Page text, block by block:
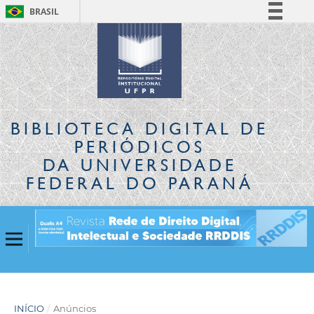
BRASIL
Simplifique!
Comunica BR
Participe
Acesso à informação
Legislação
Canais
BIBLIOTECA DIGITALDE
PERIÓDICOS
DA UNIVERSIDADE
FEDERAL DO PARANÁ
INÍCIO / Anúncios